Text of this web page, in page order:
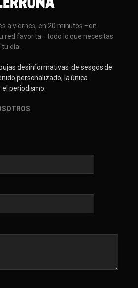
a viernes, en 20 minutos –en
red favorita– todo lo que necesitas
día.
desinformativas, de sesgos de
personalizado, la única
el periodismo.
.